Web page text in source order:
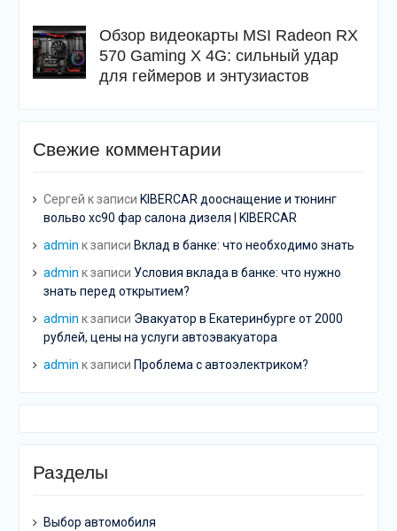
Обзор видеокарты MSI Radeon RX
570 Gaming X 4G: сильный удар
для геймеров и энтузиастов
Свежие комментарии
Сергей к записи KIBERCAR дооснащение и тюнинг
вольво хс90 фар салона дизеля | KIBERCAR
admin к записи Вклад в банке: что необходимо знать
admin к записи Условия вклада в банке: что нужно
знать перед открытием?
admin к записи Эвакуатор в Екатеринбурге от 2000
рублей, цены на услуги автоэвакуатора
admin к записи Проблема с автоэлектриком?
Разделы
Выбор автомобиля